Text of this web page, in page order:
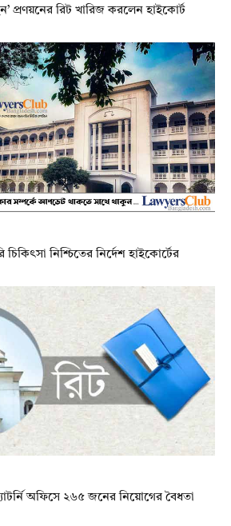
প্রণয়নের রিট খারিজ করলেন হাইকোর্ট
নিশ্চিতের নির্দেশ হাইকোর্টের
অফিসে ২৬৫ জনের নিয়োগের বৈধতা